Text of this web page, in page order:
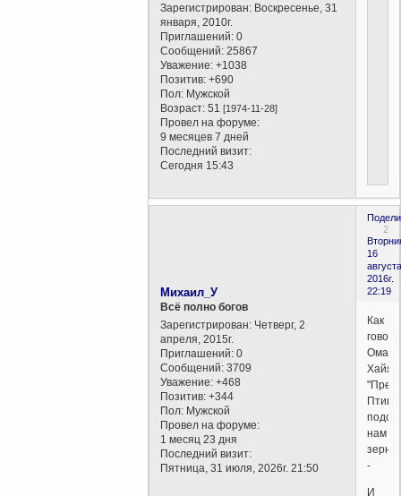
Зарегистрирован: Воскресенье, 31
января, 2010г.
Приглашений: 0
Сообщений: 25867
Уважение: +1038
Позитив: +690
Пол: Мужской
Возраст: 51[1974-11-28]
Провел на форуме:
9 месяцев 7 дней
Последний визит:
Сегодня 15:43
2
16
2016г.
22:19
Михаил_У
Всё полно богов
Зарегистрирован: Четверг, 2
апреля, 2015г.
Приглашений: 0
Сообщений: 3709
Уважение: +468
Позитив: +344
Пол: Мужской
Провел на форуме:
1 месяц 23 дня
Последний визит:
Пятница, 31 июля, 2026г. 21:50
Как
Омар
нам
зерна
-
И